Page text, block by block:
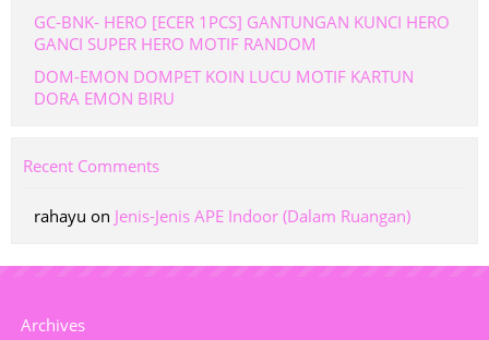
GC-BNK- HERO [ECER 1PCS] GANTUNGAN KUNCI HERO
GANCI SUPER HERO MOTIF RANDOM
DOM-EMON DOMPET KOIN LUCU MOTIF KARTUN
DORA EMON BIRU
Recent Comments
rahayu on Jenis-Jenis APE Indoor (Dalam Ruangan)
Archives